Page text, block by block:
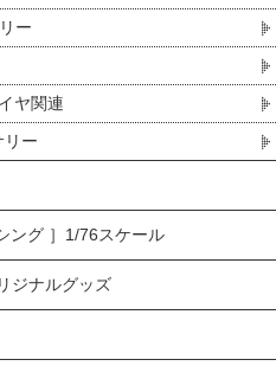
ー
ヤ関連
ー
ング ］1/76スケール
ジナルグッズ